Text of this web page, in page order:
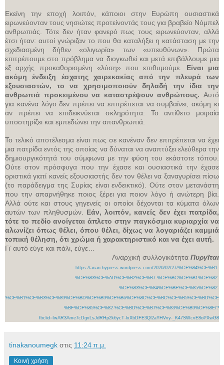
Εκείνη την εποχή λοιπόν, κάποιοι στην Ευρώπη ουσιαστικά
ειρωνεύονταν τους νησιώτες προτείνοντάς τους για βραβείο Νόμπελ
ανθρωπιάς. Τότε δεν ήταν φανερό πως τους ειρωνεύονταν, αλλά
έτσι ήταν: αυτοί γνώριζαν το που θα καταλήξει η κατάσταση με την
σχεδιασμένη δήθεν «ολιγωρία» των «υπευθύνων». Πρώτα
επιτρέπουμε στο πρόβλημα να διογκωθεί και μετά επιβάλλουμε μια
εξ αρχής προκαθορισμένη «λύση» που επιθυμούμε. Είναι μια
ακόμη ένδειξη έσχατης χαιρεκακίας από την πλευρά των
εξουσιαστών, το να χρησιμοποιούν δηλαδή την ίδια την
ανθρωπιά προκειμένου να καταστρέψουν ανθρώπους. Αυτό
για κανένα λόγο δεν πρέπει να επιτρέπεται να συμβαίνει, ακόμη κι
αν πρέπει να επιδεικνύεται σκληρότητα: Το αντίθετο μοιραία
υποστηρίζει και εμπεδώνει την απανθρωπιά.
Το τελικό αποτέλεσμα είναι πως σε κανέναν δεν επιτρέπεται να έχει
μια πατρίδα εντός της οποίας να δύναται να αναπτύξει ελεύθερα την
δημιουργικότητά του σύμφωνα με την φύση του εκάστοτε τόπου.
Ούτε στον πρόσφυγα που την έχασε και ουσιαστικά την έχασε
οριστικά γιατί κανείς εξουσιαστής δεν τον θέλει να ξαναγυρίσει πίσω
(το παράδειγμα της Συρίας είναι ενδεικτικό). Ούτε στον μετανάστη
που την απαρνήθηκε ποιος ξέρει για ποιον λόγο ή ανώτερη βία.
Αλλά ούτε και στους γηγενείς οι οποίοι δέχονται τα κύματα όλων
αυτών των πληθυσμών. Εάν, λοιπόν, κανείς δεν έχει πατρίδα,
τότε το πεδίο ανοίγεται άπλετο στην παγκόσμια κυριαρχία να
αλωνίζει όπως θέλει, όπου θέλει, δίχως να λογαριάζει καμμιά
τοπική θέληση, ότι χρώμα ή χαρακτηριστικό και να έχει αυτή.
Γι’ αυτό εύγε και πάλι, εύγε…
Αναρχική συλλογικότητα Πυργῖται
https://anarchypress.wordpress.com/2020/02/27/%CF%84%CE%B1-
%CF%83%CE%AD%CE%B2%CE%B7-%CE%BC%CE%B1%CF%82-
%CF%83%CF%84%CE%BF%CF%85%CF%82-
%CE%B1%CE%B3%CF%89%CE%BD%CE%B9%CE%B6%CF%8C%CE%BC%CE%B5%CE%BD%CE
%BF%CF%85%CF%82-%CE%BD%CE%B7%CF%83%CE%B9%CF%8E/?
fbclid=IwAR3Ame7cDgvLsJdRHp2k6ycT-lxXbDFE3Ql2aYHVvy-_K47SWcvE8oPXwG8
tinakanoumegk στις 11:24 π.μ.
Κοινή χρήση